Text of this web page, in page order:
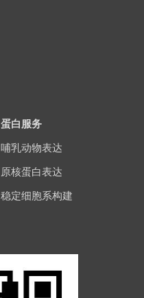
蛋白服务
哺乳动物表达
原核蛋白表达
稳定细胞系构建